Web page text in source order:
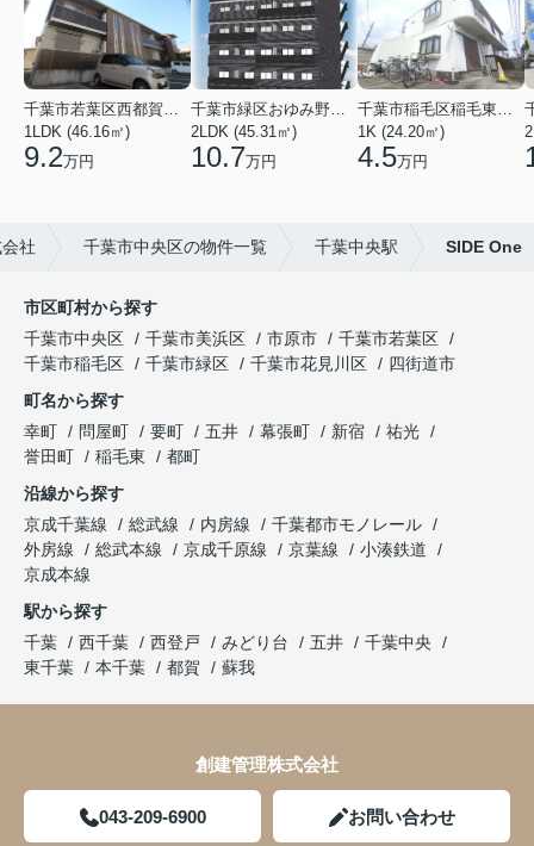
1LDK (46.16㎡)
9.2万円
2LDK (45.31㎡)
10.7万円
1K (24.20㎡)
4.5万円
社 千葉市中央区の物件一覧 千葉中央駅 SIDE One
市区町村から探す
千葉市中央区
千葉市美浜区 市原市
千葉市若葉区
千葉市稲毛区
千葉市緑区 千葉市花見川区
四街道市
町名から探す
幸町
問屋町 要町 五井 幕張町 新宿
祐光
誉田町
稲毛東
都町
沿線から探す
京成千葉線
総武線 内房線
千葉都市モノレール
外房線
総武本線 京成千原線 京葉線
小湊鉄道
京成本線
駅から探す
千葉
西千葉 西登戸 みどり台 五井
千葉中央
東千葉
本千葉 都賀 蘇我
創建管理株式会社
043-209-6900 お問い合わせ